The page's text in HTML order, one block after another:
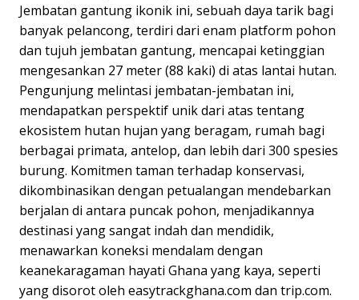
Jembatan gantung ikonik ini, sebuah daya tarik bagi
banyak pelancong, terdiri dari enam platform pohon
dan tujuh jembatan gantung, mencapai ketinggian
mengesankan 27 meter (88 kaki) di atas lantai hutan.
Pengunjung melintasi jembatan-jembatan ini,
mendapatkan perspektif unik dari atas tentang
ekosistem hutan hujan yang beragam, rumah bagi
berbagai primata, antelop, dan lebih dari 300 spesies
burung. Komitmen taman terhadap konservasi,
dikombinasikan dengan petualangan mendebarkan
berjalan di antara puncak pohon, menjadikannya
destinasi yang sangat indah dan mendidik,
menawarkan koneksi mendalam dengan
keanekaragaman hayati Ghana yang kaya, seperti
yang disorot oleh easytrackghana.com dan trip.com.